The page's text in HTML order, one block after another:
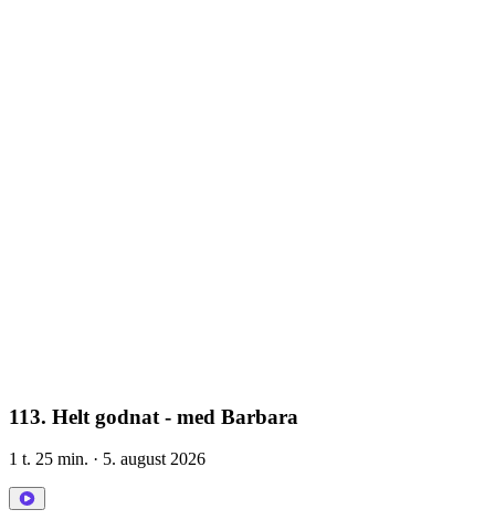
113. Helt godnat - med Barbara
1 t. 25 min. · 5. august 2026